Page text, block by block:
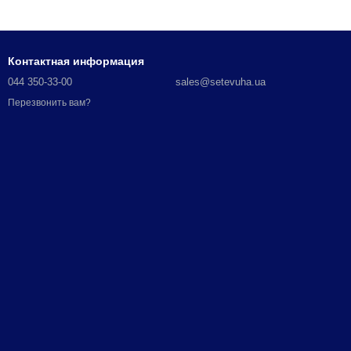
Контактная информация
044 350-33-00
Перезвонить вам?
sales@setevuha.ua